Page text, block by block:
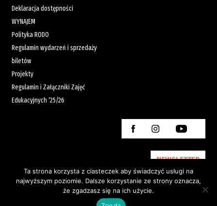
Deklaracja dostępności
WYNAJEM
Polityka RODO
Regulamin wydarzeń i sprzedaży
biletów
Projekty
Regulamin i Załączniki Zajęć
Edukacyjnych ’25/26
NEWSLETTER
Created by:
Ta strona korzysta z ciasteczek aby świadczyć usługi na
najwyższym poziomie. Dalsze korzystanie ze strony oznacza,
że zgadzasz się na ich użycie.